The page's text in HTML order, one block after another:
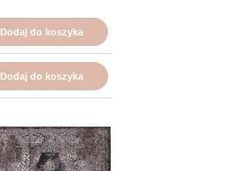
Dodaj do koszyka
Dodaj do koszyka